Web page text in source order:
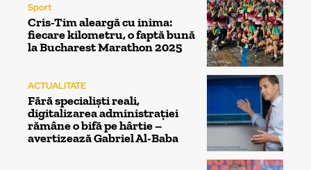
Sport
Cris-Tim aleargă cu inima:
fiecare kilometru, o faptă bună
la Bucharest Marathon 2025
ACTUALITATE
Fără specialiști reali,
digitalizarea administrației
rămâne o bifă pe hârtie –
avertizează Gabriel Al-Baba